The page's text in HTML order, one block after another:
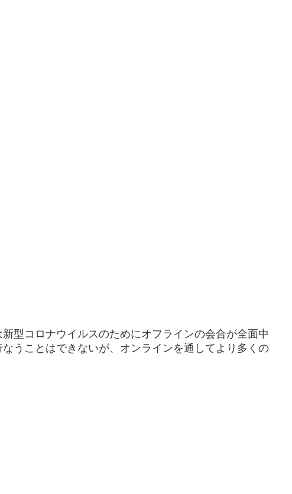
型コロナウイルスのためにオフラインの会合が全面中
うことはできないが、オンラインを通してより多くの